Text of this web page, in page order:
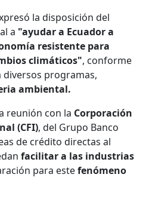
la disposición del
a "ayudar a Ecuador a
resistente para
climáticos", conforme
diversos programas,
ambiental.
reunión con la Corporación
(CFI), del Grupo Banco
de crédito directas al
facilitar a las industrias
para estefenómeno